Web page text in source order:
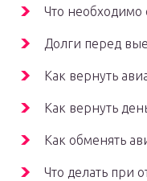
Что необходимо
Долги перед
Как вернуть
Как вернуть
Как обменять
Что делать при